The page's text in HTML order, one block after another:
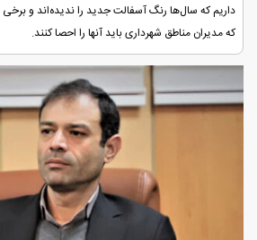
داریم که سال‌ها رنگ آسفالت جدید را ندیده‌اند و برخی
که مدیران مناطق شهرداری باید آنها را احصا کنند.